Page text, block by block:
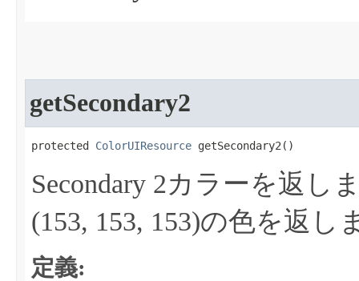
getSecondary2
protected ColorUIResource getSecondary2​()
Secondary 2カラーを返し
(153, 153, 153)の色を返し
定義: